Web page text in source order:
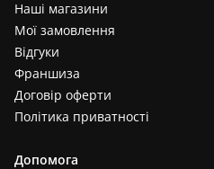
Наші магазини
Мої замовлення
Відгуки
Франшиза
Договір оферти
Політика приватності
Допомога